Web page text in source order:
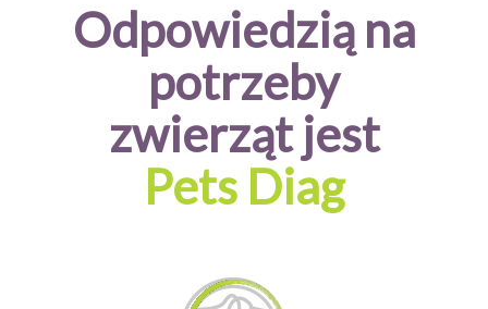
Odpowiedzią na
potrzeby
zwierząt jest
Pets Diag